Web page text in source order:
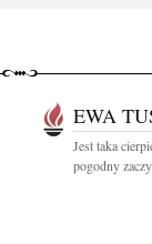
EWA
Jest taka
pogodny